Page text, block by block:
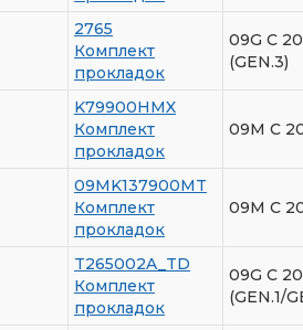
2765
Комплект
прокладок
09G C
(GEN.3)
K79900HMX
Комплект
прокладок
09M С
09MK137900MT
Комплект
прокладок
09M С
T265002A_TD
Комплект
прокладок
09G С
(GEN.1/